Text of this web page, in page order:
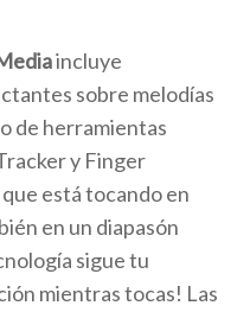
incluye
sobre melodías
de herramientas
y Finger
está tocando en
en un diapasón
sigue tu
mientras tocas! Las